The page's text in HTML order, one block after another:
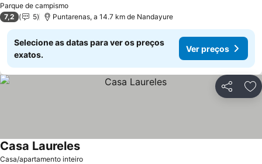
Parque de campismo
7,2 5 Puntarenas, a 14.7 km de Nandayure
Selecione as datas para ver os preços
exatos.
Ver preços
Partilhar
Casa/apartamento inteiro
Casa LaurelesVer preços